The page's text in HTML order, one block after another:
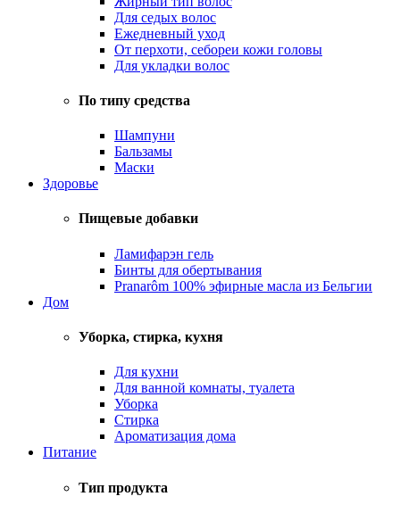
Для седых волос
Ежедневный уход
От перхоти, себореи кожи головы
Для укладки волос
По типу средства
Шампуни
Бальзамы
Маски
Здоровье
Пищевые добавки
Ламифарэн гель
Бинты для обертывания
Pranarôm 100% эфирные масла из Бельгии
Дом
Уборка, стирка, кухня
Для кухни
Для ванной комнаты, туалета
Уборка
Стирка
Ароматизация дома
Питание
Тип продукта